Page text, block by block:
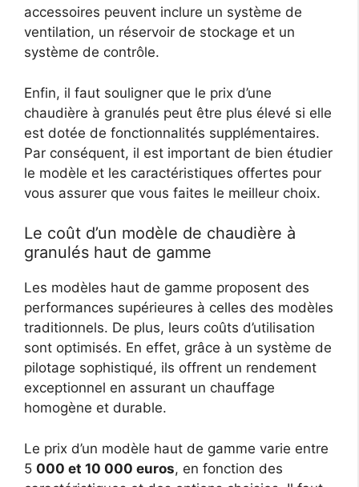
accessoires peuvent inclure un système de
ventilation, un réservoir de stockage et un
système de contrôle.
Enfin, il faut souligner que le prix d’une
chaudière à granulés peut être plus élevé si elle
est dotée de fonctionnalités supplémentaires.
Par conséquent, il est important de bien étudier
le modèle et les caractéristiques offertes pour
vous assurer que vous faites le meilleur choix.
Le coût d’un modèle de chaudière à
granulés haut de gamme
Les modèles haut de gamme proposent des
performances supérieures à celles des modèles
traditionnels. De plus, leurs coûts d’utilisation
sont optimisés. En effet, grâce à un système de
pilotage sophistiqué, ils offrent un rendement
exceptionnel en assurant un chauffage
homogène et durable.
Le prix d’un modèle haut de gamme varie entre
5 000 et 10 000 euros, en fonction des